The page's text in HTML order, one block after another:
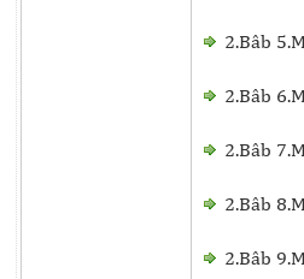
2.Bâb
2.Bâb
2.Bâb
2.Bâb
2.Bâb